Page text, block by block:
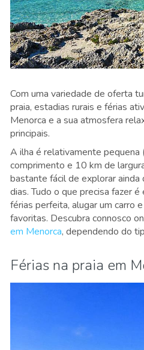
Com uma variedade de oferta
praia, estadias rurais e férias
Menorca e a sua atmosfera
principais.
A ilha é relativamente pequena
comprimento e 10 km de
bastante fácil de explorar ainda
dias. Tudo o que precisa fazer é
férias perfeita, alugar um carro
favoritas. Descubra connosco
em Menorca, dependendo do
Férias na praia em